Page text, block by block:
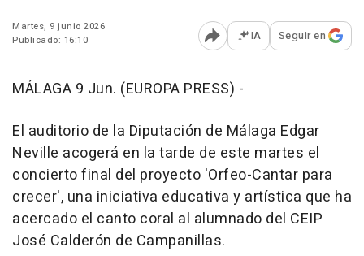
Martes, 9 junio 2026
Publicado: 16:10
Abrir opciones para
IA Seguir en
MÁLAGA 9 Jun. (EUROPA PRESS) -
El auditorio de la Diputación de Málaga Edgar
Neville acogerá en la tarde de este martes el
concierto final del proyecto 'Orfeo-Cantar para
crecer', una iniciativa educativa y artística que ha
acercado el canto coral al alumnado del CEIP
José Calderón de Campanillas.